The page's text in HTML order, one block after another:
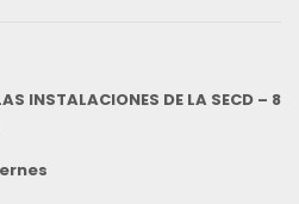
INSTALACIONES DE LA SECD – 8